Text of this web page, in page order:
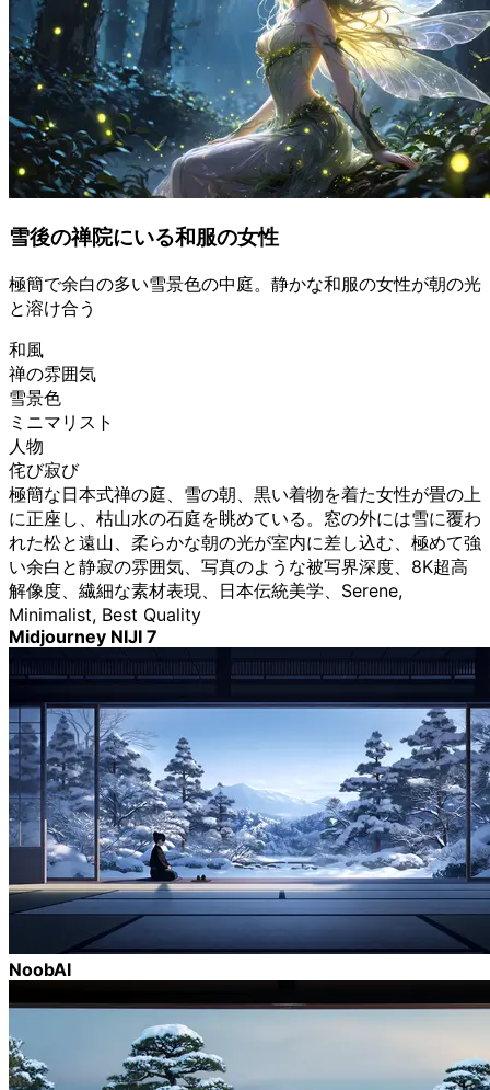
雪後の禅院にいる和服の女性
極簡で余白の多い雪景色の中庭。静かな和服の女性が朝の光
と溶け合う
和風
禅の雰囲気
雪景色
ミニマリスト
人物
侘び寂び
極簡な日本式禅の庭、雪の朝、黒い着物を着た女性が畳の上
に正座し、枯山水の石庭を眺めている。窓の外には雪に覆わ
れた松と遠山、柔らかな朝の光が室内に差し込む、極めて強
い余白と静寂の雰囲気、写真のような被写界深度、8K超高
解像度、繊細な素材表現、日本伝統美学、Serene,
Minimalist, Best Quality
Midjourney NIJI 7
NoobAI